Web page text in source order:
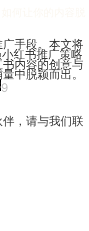
手段。本文将
红书推广策略
内容的创意与
中脱颖而出。
9
，请与我们联